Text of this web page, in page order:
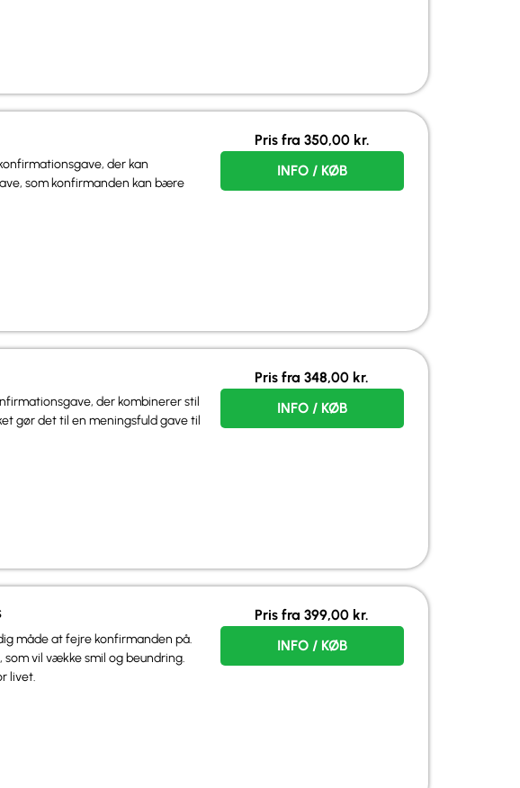
der kan
som konfirmanden kan bære
Pris fra 350,00 kr.
INFO / KØB
der kombinerer stil
gør det til en meningsfuld gave til
Pris fra348,00 kr.
INFO / KØB
måde at fejre konfirmanden på.
vil vække smil og beundring.
livet.
Pris fra399,00 kr.
INFO / KØB